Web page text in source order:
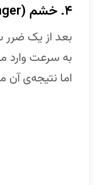
۴. خشم (Anger)
بعد از یک ضرر
به سرعت وارد
اما نتیجه‌ی